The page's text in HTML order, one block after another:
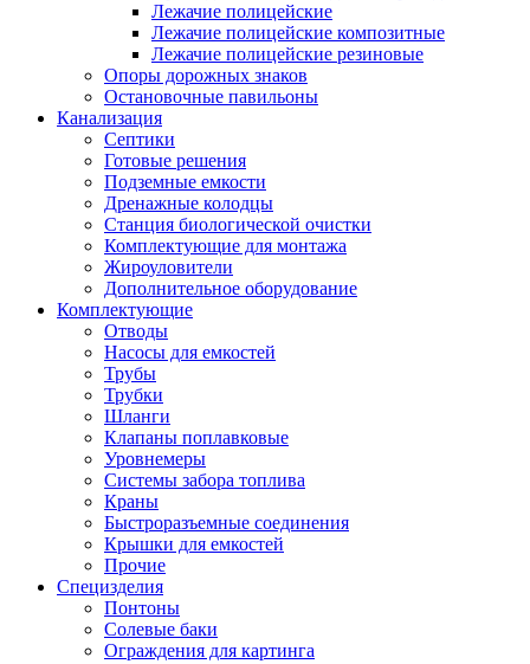
Лежачие полицейские
Лежачие полицейские композитные
Лежачие полицейские резиновые
Опоры дорожных знаков
Остановочные павильоны
Канализация
Септики
Готовые решения
Подземные емкости
Дренажные колодцы
Станция биологической очистки
Комплектующие для монтажа
Жироуловители
Дополнительное оборудование
Комплектующие
Отводы
Насосы для емкостей
Трубы
Трубки
Шланги
Клапаны поплавковые
Уровнемеры
Системы забора топлива
Краны
Быстроразъемные соединения
Крышки для емкостей
Прочие
Специзделия
Понтоны
Солевые баки
Ограждения для картинга